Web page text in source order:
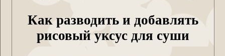
Как разводить и добавлять
рисовый уксус для суши